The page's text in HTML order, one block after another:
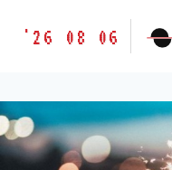
胶
味
道
LETSFILM
'26 08 06